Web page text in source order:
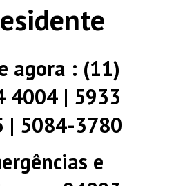
agora : (11)
4004 | 5933
| 5084-3780
e